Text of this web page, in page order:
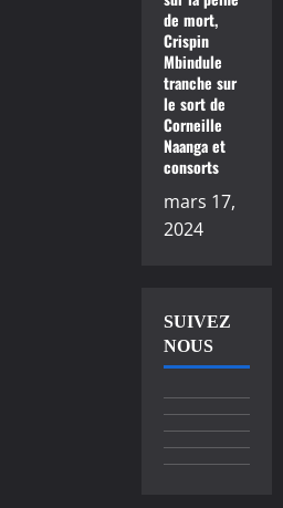
de mort,
Crispin
Mbindule
tranche sur
le sort de
Corneille
Naanga et
consorts
mars 17,
2024
SUIVEZ
NOUS